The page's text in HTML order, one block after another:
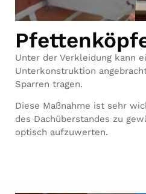
Unter der Verkleidung kann
Unterkonstruktion
Sparren tragen.
Diese Maßnahme ist sehr
des Dachüberstandes zu
optisch aufzuwerten.